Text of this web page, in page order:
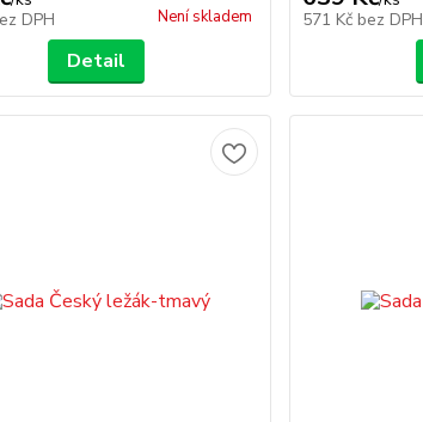
DPH
Není skladem
Detail
571 Kč bez DPH